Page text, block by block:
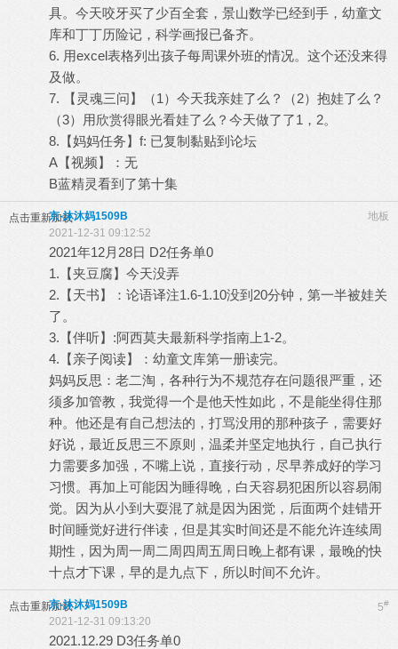
具。今天咬牙买了少百全套，景山数学已经到手，幼童文
库和丁丁历险记，科学画报已备齐。
6. 用excel表格列出孩子每周课外班的情况。这个还没来得
及做。
7. 【灵魂三问】（1）今天我亲娃了么？（2）抱娃了么？
（3）用欣赏得眼光看娃了么？今天做了了1，2。
8.【妈妈任务】f: 已复制黏贴到论坛
A【视频】：无
B蓝精灵看到了第十集
点击重新加载 地板
京-沐沐妈1509B
2021-12-31 09:12:52
2021年12月28日 D2任务单0
1.【夹豆腐】今天没弄
2.【天书】：论语译注1.6-1.10没到20分钟，第一半被娃关
了。
3.【伴听】:阿西莫夫最新科学指南上1-2。
4.【亲子阅读】：幼童文库第一册读完。
妈妈反思：老二淘，各种行为不规范存在问题很严重，还
须多加管教，我觉得一个是他天性如此，不是能坐得住那
种。他还是有自己想法的，打骂没用的那种孩子，需要好
好说，最近反思三不原则，温柔并坚定地执行，自己执行
力需要多加强，不嘴上说，直接行动，尽早养成好的学习
习惯。再加上可能因为睡得晚，白天容易犯困所以容易闹
觉。因为从小到大耍混了就是因为困觉，后面两个娃错开
时间睡觉好进行伴读，但是其实时间还是不能允许连续周
期性，因为周一周二周四周五周日晚上都有课，最晚的快
十点才下课，早的是九点下，所以时间不允许。
点击重新加载 5#
京-沐沐妈1509B
2021-12-31 09:13:20
2021.12.29 D3任务单0